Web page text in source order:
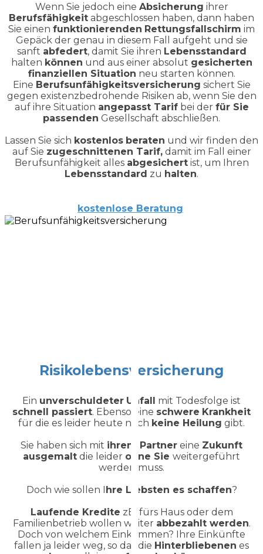
Wenn Sie jedoch eine Absicherung ihrer
Berufsfähigkeit abgeschlossen haben, dann haben
Sie einen funktionierenden Rettungsfallschirm im
Gepäck der genau in diesem Fall aufgeht und sie
sanft abfedert, damit Sie ihren Lebensstandard
halten können und aus einer absolut gesicherten
finanziellen Situation neu starten können.
Eine Berufsunfähigkeitsversicherung sichert Sie
gegen existenzbedrohende Risiken ab, wenn Sie den
auf ihre Situation angepasst Tarifbei der für Sie
passenden Gesellschaft abschließen.
Lassen Sie sich kostenlos beraten und wir finden den
auf Sie zugeschnittenen Tarif,damit im Fall einer
Berufsunfähigkeit alles abgesichertist, um Ihren
Lebensstandard zu halten.
kostenlose Beratung
Risikolebensversicherung
Ein unverschuldeter Unfall mit Todesfolge ist
schnell passiert. Ebenso eine schwere Krankheit
für die es leider heute noch keine Heilung gibt.
Sie haben sich mit ihrem Partner eine Zukunft
ausgemalt die leider ohne Sie weitergeführt
werden muss.
Doch wie sollen Ihre Liebsten es schaffen?
Laufende Kredite zB. fürs Haus oder dem
Familienbetrieb wollen weiter abbezahlt werden.
Doch von welchem Einkommen? Ihre Einkünfte
fallen ja leider weg, so das die Hinterbliebenen es